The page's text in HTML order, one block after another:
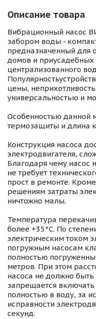
Описание товара
Вибрационный насос
забором воды -
предназначенный для
домов и
централизованного
цены,
универсальностью и
Особенностью данной
термозащиты и длина
Конструкция насоса
электродвигателя,
Благодаря чему насос
не требует
прост в ремонте.
решениям затраты
ничтожно малы.
Температура
более +35°С. По
электрическим током
погружным насосам
полностью
метров. При этом
насоса не должно
запрещается
полностью в воду, за
исправности
секунд.